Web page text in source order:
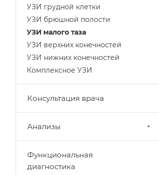
УЗИ грудной клетки
УЗИ брюшной полости
УЗИ малого таза
УЗИ верхних конечностей
УЗИ нижних конечностей
Комплексное УЗИ
Консультация врача
Анализы
Функциональная
диагностика